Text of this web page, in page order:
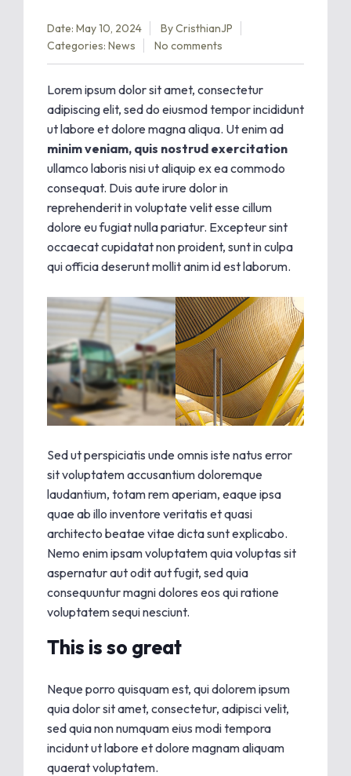
Date: May 10, 2024 ByCristhianJP
Categories: News No comments
Lorem ipsum dolor sit amet, consectetur
adipiscing elit, sed do eiusmod tempor incididunt
ut labore et dolore magna aliqua. Ut enim ad
minim veniam, quis nostrud exercitation
ullamco laboris nisi ut aliquip ex ea commodo
consequat. Duis aute irure dolor in
reprehenderit in voluptate velit esse cillum
dolore eu fugiat nulla pariatur. Excepteur sint
occaecat cupidatat non proident, sunt in culpa
qui officia deserunt mollit anim id est laborum.
Sed ut perspiciatis unde omnis iste natus error
sit voluptatem accusantium doloremque
laudantium, totam rem aperiam, eaque ipsa
quae ab illo inventore veritatis et quasi
architecto beatae vitae dicta sunt explicabo.
Nemo enim ipsam voluptatem quia voluptas sit
aspernatur aut odit aut fugit, sed quia
consequuntur magni dolores eos qui ratione
voluptatem sequi nesciunt.
This is so great
Neque porro quisquam est, qui dolorem ipsum
quia dolor sit amet, consectetur, adipisci velit,
sed quia non numquam eius modi tempora
incidunt ut labore et dolore magnam aliquam
quaerat voluptatem.